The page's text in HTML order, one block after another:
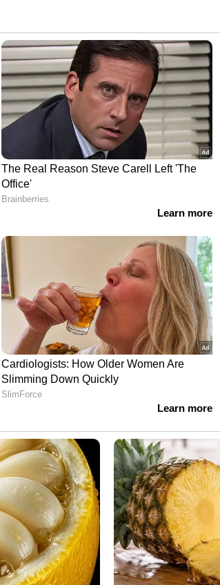
നോർവേയുടെ ചരിത്രത്തെയും
ചിത്രങ്ങളെന്നും ടീമിന്‍റെ
ആരാധകരും അഭിപ്രായപ്പെട്ടു.
ശക്തമായ ഗ്രൂപ്പിലാണ് ഇത്തവണ
എന്നിവരടങ്ങുന്ന നോർവേയുടെ
പ്രതീക്ഷയാണുള്ളത്.
ക്ലിക് ചെയ്യുക